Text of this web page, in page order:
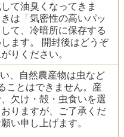
て油臭くなってきま
は「気密性の高いパッ
て、冷暗所に保存する
ます。 開封後はどうぞ
りください。
、自然農産物は虫など
ことはできません。産
欠け・殻・虫食いを選
りますが、ご了承くだ
い申し上げます。